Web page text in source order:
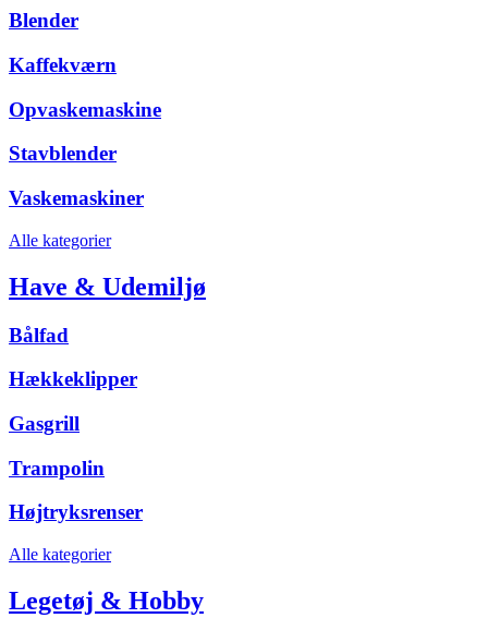
Blender
Kaffekværn
Opvaskemaskine
Stavblender
Vaskemaskiner
Alle kategorier
Have & Udemiljø
Bålfad
Hækkeklipper
Gasgrill
Trampolin
Højtryksrenser
Alle kategorier
Legetøj & Hobby